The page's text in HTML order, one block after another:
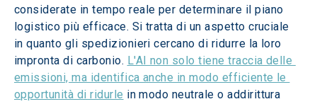
considerate in tempo reale per determinare il piano
logistico più efficace. Si tratta di un aspetto cruciale
in quanto gli spedizionieri cercano di ridurre la loro
impronta di carbonio. L'AI non solo tiene traccia delle
emissioni, ma identifica anche in modo efficiente le
opportunità di ridurle in modo neutrale o addirittura